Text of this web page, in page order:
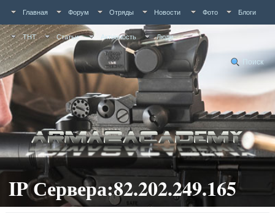
Главная Форум Отряды Новости Фото Блоги
ТНТ Статьи Активность Люди
Поиск
IP Сервера:82.202.249.165